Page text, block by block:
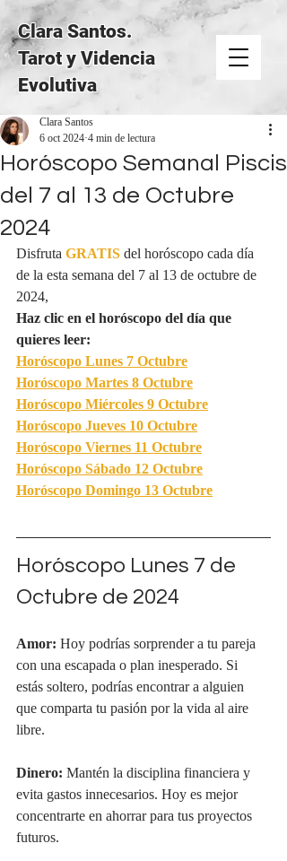
Clara Santos.
Tarot y Videncia
Evolutiva
Horóscopo Semanal Piscis
del 7 al 13 de Octubre
2024
Clara Santos
6 oct 20244 min de lectura
Disfruta GRATISdel horóscopo cada día
de la esta semana del 7 al 13 de octubre de
2024,
Haz clic en el horóscopo del día que
quieres leer:
Horóscopo Lunes 7 Octubre
Horóscopo Martes 8 Octubre
Horóscopo Miércoles 9 Octubre
Horóscopo Jueves 10 Octubre
Horóscopo Viernes 11 Octubre
Horóscopo Sábado 12 Octubre
Horóscopo Domingo 13 Octubre
Horóscopo Lunes 7 de
Octubre de 2024
Amor: Hoy podrías sorprender a tu pareja
con una escapada o plan inesperado. Si
estás soltero, podrías encontrar a alguien
que comparta tu pasión por la vida al aire
libre.
Dinero: Mantén la disciplina financiera y
evita gastos innecesarios. Hoy es mejor
concentrarte en ahorrar para tus proyectos
futuros.